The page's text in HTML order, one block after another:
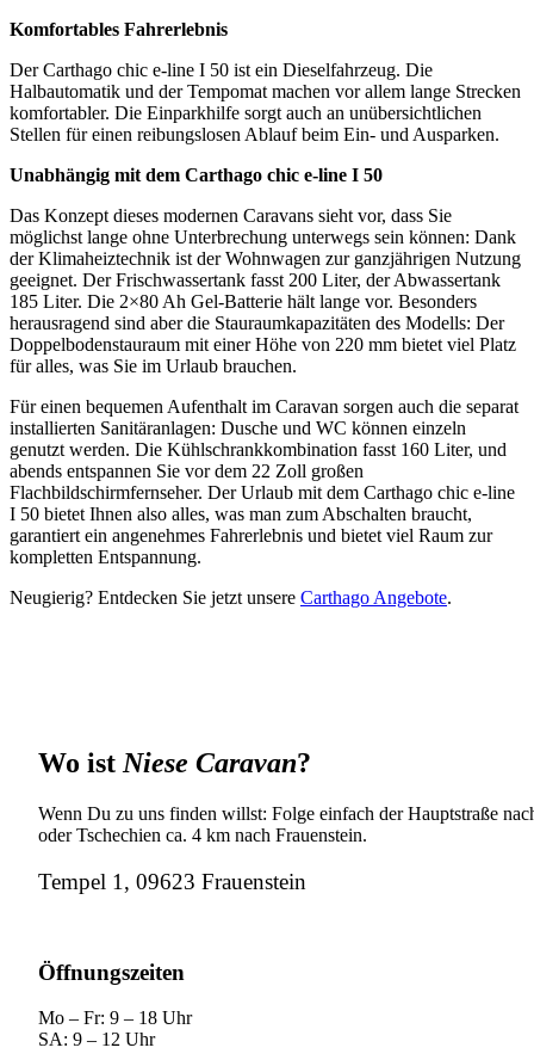
Komfortables Fahrerlebnis
Der Carthago chic e-line I 50 ist ein Dieselfahrzeug. Die
Halbautomatik und der Tempomat machen vor allem lange Strecken
komfortabler. Die Einparkhilfe sorgt auch an unübersichtlichen
Stellen für einen reibungslosen Ablauf beim Ein- und Ausparken.
Unabhängig mit dem Carthago chic e-line I 50
Das Konzept dieses modernen Caravans sieht vor, dass Sie
möglichst lange ohne Unterbrechung unterwegs sein können: Dank
der Klimaheiztechnik ist der Wohnwagen zur ganzjährigen Nutzung
geeignet. Der Frischwassertank fasst 200 Liter, der Abwassertank
185 Liter. Die 2×80 Ah Gel-Batterie hält lange vor. Besonders
herausragend sind aber die Stauraumkapazitäten des Modells: Der
Doppelbodenstauraum mit einer Höhe von 220 mm bietet viel Platz
für alles, was Sie im Urlaub brauchen.
Für einen bequemen Aufenthalt im Caravan sorgen auch die separat
installierten Sanitäranlagen: Dusche und WC können einzeln
genutzt werden. Die Kühlschrankkombination fasst 160 Liter, und
abends entspannen Sie vor dem 22 Zoll großen
Flachbildschirmfernseher. Der Urlaub mit dem Carthago chic e-line
I 50 bietet Ihnen also alles, was man zum Abschalten braucht,
garantiert ein angenehmes Fahrerlebnis und bietet viel Raum zur
kompletten Entspannung.
Neugierig? Entdecken Sie jetzt unsere Carthago Angebote.
Wo ist Niese Caravan?
Wenn Du zu uns finden willst: Folge einfach der Hauptstraße
oder Tschechien ca. 4 km nach Frauenstein.
Tempel 1, 09623 Frauenstein
Öffnungszeiten
Mo – Fr: 9 – 18 Uhr
SA: 9 – 12 Uhr